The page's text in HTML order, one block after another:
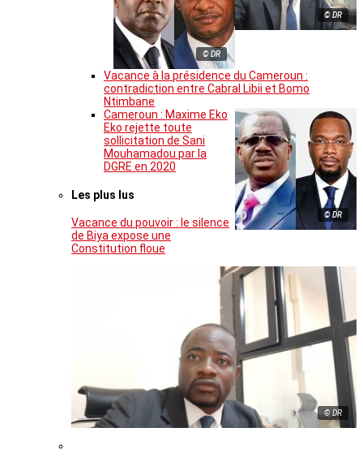
© DR
© DR
Vacance à la présidence du Cameroun :
contradiction entre Cabral Libii et Bomo
Ntimbane
© DR
Cameroun : Maxime Eko
Eko rejette toute
sollicitation de Sani
Mouhamadou par la
DGRE en 2020
Les plus lus
Vacance du pouvoir : le silence
de Biya expose une
Constitution floue
© DR